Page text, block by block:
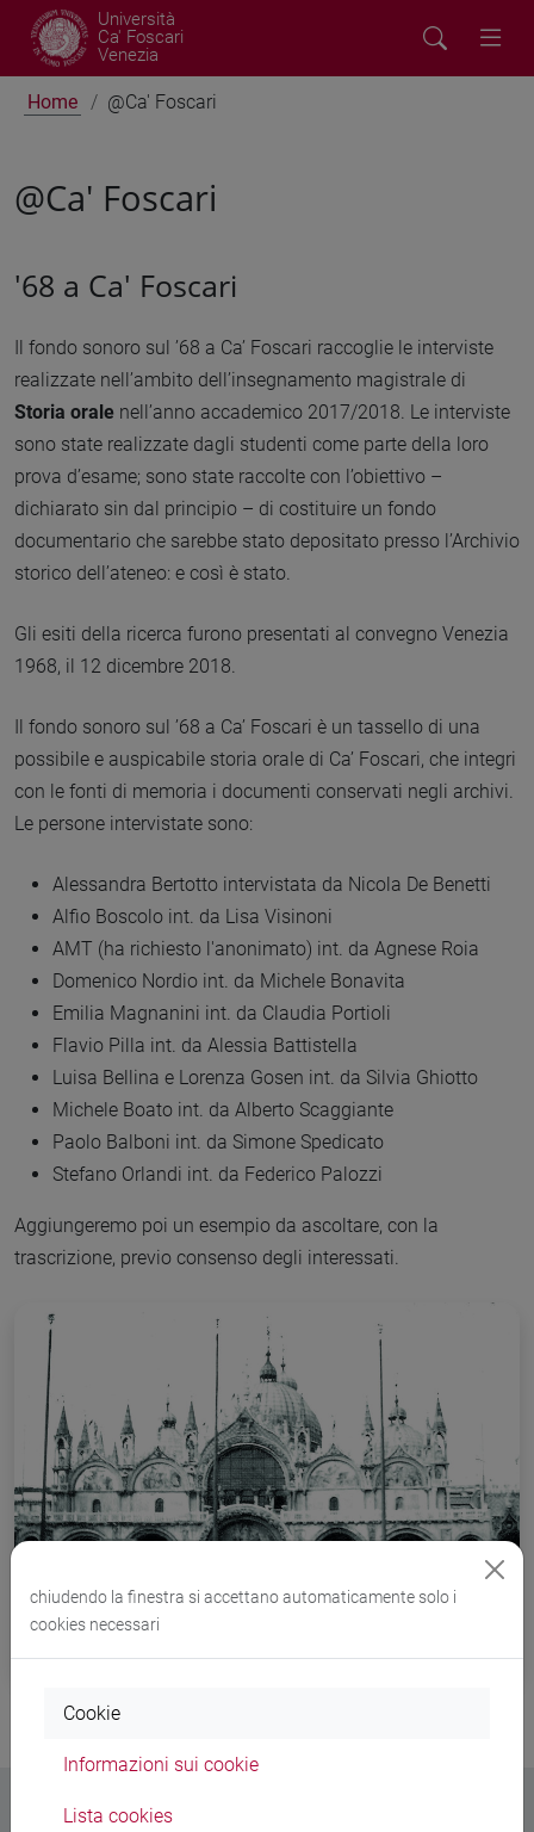
Università
Ca' Foscari
Venezia
Home @Ca' Foscari
@Ca' Foscari
'68 a Ca' Foscari
Il fondo sonoro sul ’68 a Ca’ Foscari raccoglie le interviste
realizzate nell’ambito dell’insegnamento magistrale di
Storia orale nell’anno accademico 2017/2018. Le interviste
sono state realizzate dagli studenti come parte della loro
prova d’esame; sono state raccolte con l’obiettivo –
dichiarato sin dal principio – di costituire un fondo
documentario che sarebbe stato depositato presso l’Archivio
storico dell’ateneo: e così è stato.
Gli esiti della ricerca furono presentati al convegno Venezia
1968, il 12 dicembre 2018.
Il fondo sonoro sul ’68 a Ca’ Foscari è un tassello di una
possibile e auspicabile storia orale di Ca’ Foscari, che integri
con le fonti di memoria i documenti conservati negli archivi.
Le persone intervistate sono:
Alessandra Bertotto intervistata da Nicola De Benetti
Alfio Boscolo int. da Lisa Visinoni
AMT (ha richiesto l'anonimato) int. da Agnese Roia
Domenico Nordio int. da Michele Bonavita
Emilia Magnanini int. da Claudia Portioli
Flavio Pilla int. da Alessia Battistella
Luisa Bellina e Lorenza Gosen int. da Silvia Ghiotto
Michele Boato int. da Alberto Scaggiante
Paolo Balboni int. da Simone Spedicato
Stefano Orlandi int. da Federico Palozzi
Aggiungeremo poi un esempio da ascoltare, con la
trascrizione, previo consenso degli interessati.
chiudendo la finestra si accettano automaticamente solo i
cookies necessari
Cookie
Informazioni sui cookie
Lista cookies